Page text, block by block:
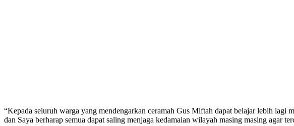
“Kepada seluruh warga yang mendengarkan ceramah Gus Miftah dapat belajar lebih lagi
dan Saya berharap semua dapat saling menjaga kedamaian wilayah masing masing agar